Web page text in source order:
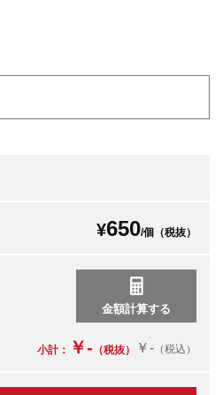
¥650/個（税抜）
小計： ￥- （税抜） ￥- （税込）